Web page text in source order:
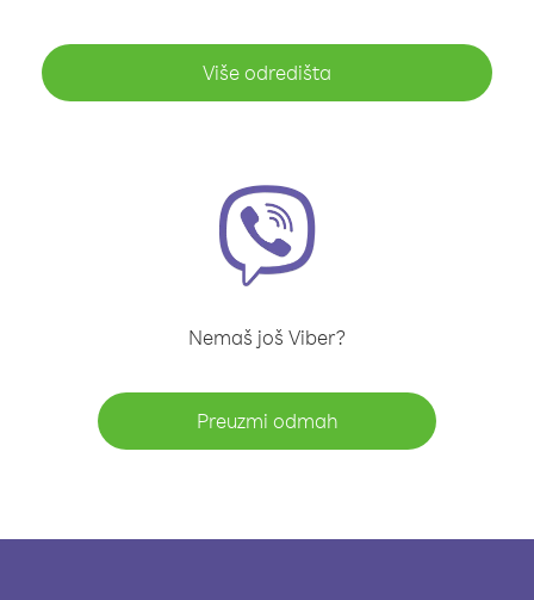
Više odredišta
Nemaš još Viber?
Preuzmi odmah